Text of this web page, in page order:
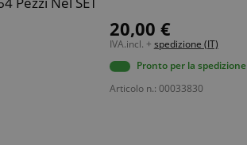
20,00 €
IVA.incl. + spedizione (IT)
Pronto per la spedizione
Articolo n.: 00033830